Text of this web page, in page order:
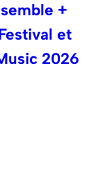
+
et
2026